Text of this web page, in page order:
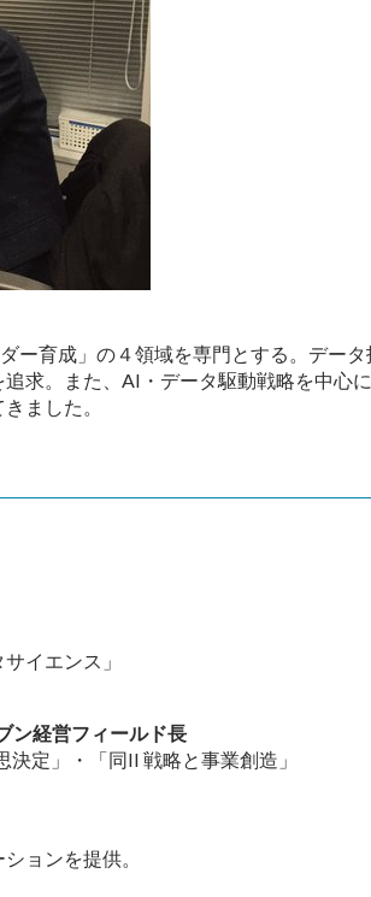
ー育成」の４領域を専門とする。デー
求。また、AI・データ駆動戦略を中心
ました。
イエンス」
ン経営フィールド長
定」・「同II 戦略と事業創造」
ョンを提供。